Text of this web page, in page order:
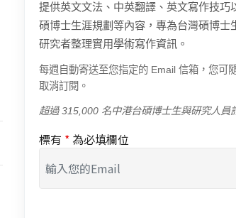
提供英文文法、中英翻譯、英文寫作技巧
碩博士生涯規劃等內容，專為台灣碩博士
研究者整理實用學術寫作資訊。
每週自動寄送至您指定的 Email 信箱，您可
取消訂閱。
超過 315,000 名中港台碩博士生與研究人員
標有 * 為必填欄位